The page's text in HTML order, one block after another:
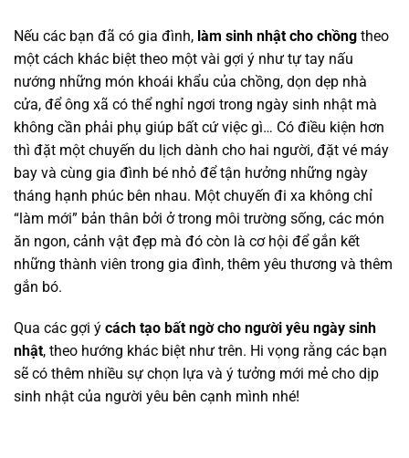
Nếu các bạn đã có gia đình, làm sinh nhật cho chồng theo
một cách khác biệt theo một vài gợi ý như tự tay nấu
nướng những món khoái khẩu của chồng, dọn dẹp nhà
cửa, để ông xã có thể nghỉ ngơi trong ngày sinh nhật mà
không cần phải phụ giúp bất cứ việc gì… Có điều kiện hơn
thì đặt một chuyến du lịch dành cho hai người, đặt vé máy
bay và cùng gia đình bé nhỏ để tận hưởng những ngày
tháng hạnh phúc bên nhau. Một chuyến đi xa không chỉ
“làm mới” bản thân bởi ở trong môi trường sống, các món
ăn ngon, cảnh vật đẹp mà đó còn là cơ hội để gắn kết
những thành viên trong gia đình, thêm yêu thương và thêm
gắn bó.
Qua các gợi ý cách tạo bất ngờ cho người yêu ngày sinh
nhật, theo hướng khác biệt như trên. Hi vọng rằng các bạn
sẽ có thêm nhiều sự chọn lựa và ý tưởng mới mẻ cho dịp
sinh nhật của người yêu bên cạnh mình nhé!